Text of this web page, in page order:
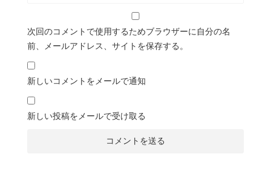
次回のコメントで使用するためブラウザーに自分の名
前、メールアドレス、サイトを保存する。
新しいコメントをメールで通知
新しい投稿をメールで受け取る